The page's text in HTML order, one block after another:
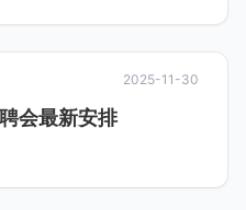
2025-11-30
会最新安排